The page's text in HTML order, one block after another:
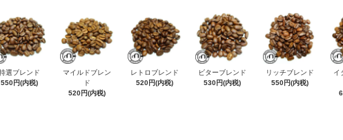
選ブレンド
550円(内税)
マイルドブレン
ド
520円(内税)
レトロブレンド
520円(内税)
ビターブレンド
530円(内税)
リッチブレンド
550円(内税)
イ